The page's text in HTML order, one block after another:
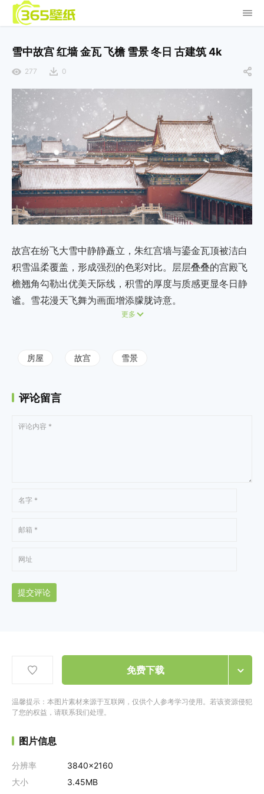
雪中故宫 红墙 金瓦 飞檐 雪景 冬日 古建筑 4k
277 0
故宫在纷飞大雪中静静矗立，朱红宫墙与鎏金瓦顶被洁白
积雪温柔覆盖，形成强烈的色彩对比。层层叠叠的宫殿飞
檐翘角勾勒出优美天际线，积雪的厚度与质感更显冬日静
谧。雪花漫天飞舞为画面增添朦胧诗意。
更多
房屋 故宫 雪景
评论留言
提交评论
免费下载
温馨提示：本图片素材来源于互联网，仅供个人参考学习使用。若该资源侵犯
了您的权益，请联系我们处理。
图片信息
分辨率
3840x2160
大小
3.45MB